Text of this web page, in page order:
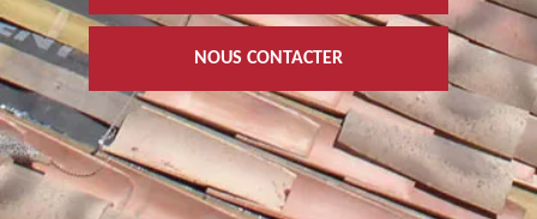
NOUS CONTACTER